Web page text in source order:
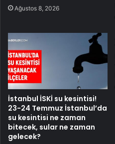
Ağustos 8, 2026
İstanbul İSKİ su kesintisi!
23-24 Temmuz İstanbul’da
su kesintisi ne zaman
bitecek, sular ne zaman
gelecek?